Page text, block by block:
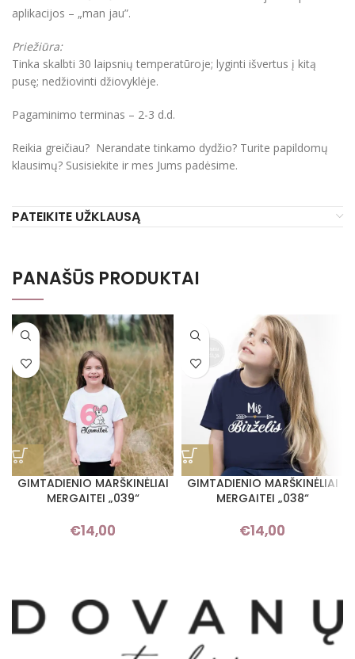
aplikacijos – „man jau”.
Priežiūra:
Tinka skalbti 30 laipsnių temperatūroje; lyginti išvertus į kitą
pusę; nedžiovinti džiovyklėje.
Pagaminimo terminas – 2-3 d.d.
Reikia greičiau? Nerandate tinkamo dydžio? Turite papildomų
klausimų? Susisiekite ir mes Jums padėsime.
PATEIKITE UŽKLAUSĄ
PANAŠŪS PRODUKTAI
GIMTADIENIO MARŠKINĖLIAI
MERGAITEI „039“
€14,00
GIMTADIENIO MARŠKINĖLIAI
MERGAITEI „038“
€14,00